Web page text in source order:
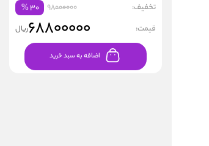
تخفیف:
98000000 ۳۰%
قیمت:
۶۸۸۰۰۰۰۰ریال
اضافه به سبد خرید